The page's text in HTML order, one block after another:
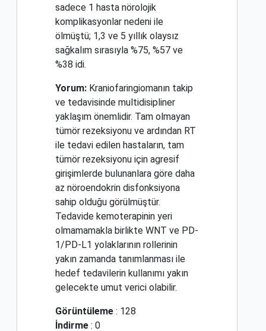
sadece 1 hasta nörolojik
komplikasyonlar nedeni ile
ölmüştü; 1,3 ve 5 yıllık olaysız
sağkalım sırasıyla %75, %57 ve
%38 idi.
Yorum: Kraniofaringiomanın takip
ve tedavisinde multidisipliner
yaklaşım önemlidir. Tam olmayan
tümör rezeksiyonu ve ardından RT
ile tedavi edilen hastaların, tam
tümör rezeksiyonu için agresif
girişimlerde bulunanlara göre daha
az nöroendokrin disfonksiyona
sahip olduğu görülmüştür.
Tedavide kemoterapinin yeri
olmamamakla birlikte WNT ve PD-
1/PD-L1 yolaklarının rollerinin
yakın zamanda tanımlanması ile
hedef tedavilerin kullanımı yakın
gelecekte umut verici olabilir.
Görüntüleme : 128
İndirme : 0